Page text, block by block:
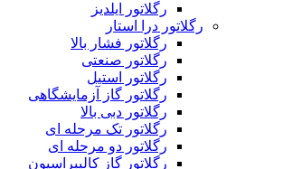
رگلاتور ایلدیز
رگلاتور درا استار
رگلاتور فشار بالا
رگلاتور صنعتی
رگلاتور استیل
رگلاتور گاز آزمایشگاهی
رگلاتور دبی بالا
رگلاتور تک مرحله ای
رگلاتور دو مرحله ای
رگلاتور گاز کالیبراسیون